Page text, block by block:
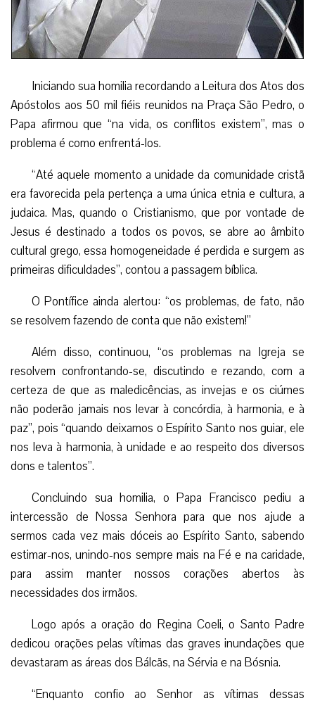
Iniciando sua homilia recordando a Leitura dos Atos dos
Apóstolos aos 50 mil fiéis reunidos na Praça São Pedro, o
Papa afirmou que “na vida, os conflitos existem”, mas o
problema é como enfrentá-los.
“Até aquele momento a unidade da comunidade cristã
era favorecida pela pertença a uma única etnia e cultura, a
judaica. Mas, quando o Cristianismo, que por vontade de
Jesus é destinado a todos os povos, se abre ao âmbito
cultural grego, essa homogeneidade é perdida e surgem as
primeiras dificuldades”, contou a passagem bíblica.
O Pontífice ainda alertou: “os problemas, de fato, não
se resolvem fazendo de conta que não existem!”
Além disso, continuou, “os problemas na Igreja se
resolvem confrontando-se, discutindo e rezando, com a
certeza de que as maledicências, as invejas e os ciúmes
não poderão jamais nos levar à concórdia, à harmonia, e à
paz”, pois “quando deixamos o Espírito Santo nos guiar, ele
nos leva à harmonia, à unidade e ao respeito dos diversos
dons e talentos”.
Concluindo sua homilia, o Papa Francisco pediu a
intercessão de Nossa Senhora para que nos ajude a
sermos cada vez mais dóceis ao Espírito Santo, sabendo
estimar-nos, unindo-nos sempre mais na Fé e na caridade,
para assim manter nossos corações abertos às
necessidades dos irmãos.
Logo após a oração do Regina Coeli, o Santo Padre
dedicou orações pelas vítimas das graves inundações que
devastaram as áreas dos Bálcãs, na Sérvia e na Bósnia.
“Enquanto confio ao Senhor as vítimas dessas